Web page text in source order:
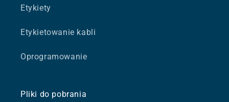
Etykiety
Etykietowanie kabli
Oprogramowanie
Pliki do pobrania